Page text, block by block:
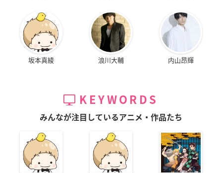
坂本真綾 浪川大輔 内山昂輝
KEYWORDS
みんなが注目しているアニメ・作品たち